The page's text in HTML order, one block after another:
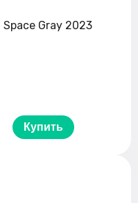
Space Gray 2023
Купить